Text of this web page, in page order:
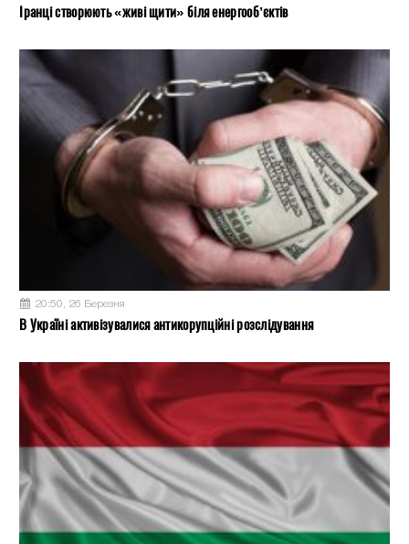
Іранці створюють «живі щити» біля енергооб’єктів
20:50, 26 Березня
В Україні активізувалися антикорупційні розслідування